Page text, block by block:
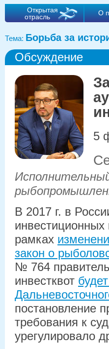
Открытая
отрасль
О
Тема: Борьба за
Обсуждение
5
В 2017 г. в
рамках
закон о
№ 764
инвестквот
постановление
требования к
урегулировало